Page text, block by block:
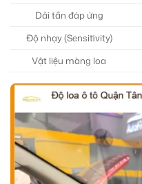
Dải tần đáp ứng
Độ nhạy (Sensitivity)
Vật liệu màng loa